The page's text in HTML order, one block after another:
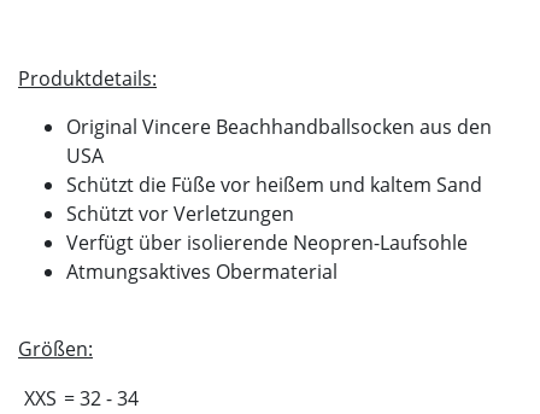
Produktdetails:
Original Vincere Beachhandballsocken aus den
USA
Schützt die Füße vor heißem und kaltem Sand
Schützt vor Verletzungen
Verfügt über isolierende Neopren-Laufsohle
Atmungsaktives Obermaterial
Größen:
XXS = 32 - 34